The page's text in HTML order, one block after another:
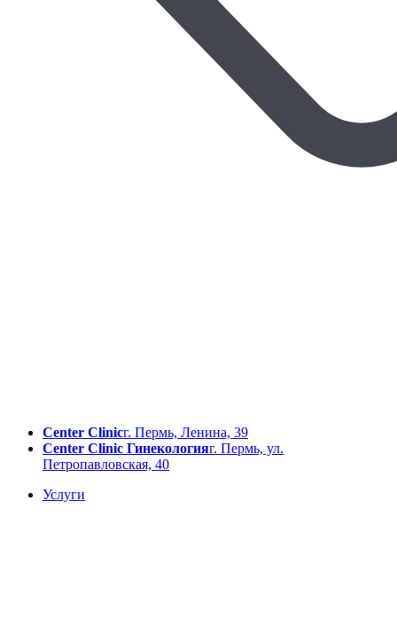
Center Clinicг. Пермь, Ленина, 39
Center Clinic Гинекологияг. Пермь, ул.
Петропавловская, 40
Услуги